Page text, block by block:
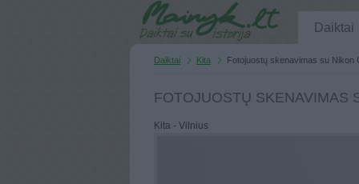
Daiktai
Daiktai Kita Fotojuostų skenavimas su Nikon
FOTOJUOSTŲ SKENAVIMAS
Kita - Vilnius